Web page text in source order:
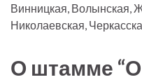
Винницкая, Волынская,
Николаевская,
О штамме